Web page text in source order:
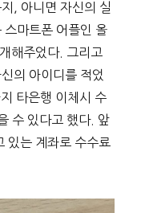
, 아니면 자신의 실
스마트폰 어플인 올
해주었다. 그리고
의 아이디를 적었
타은행 이체시 수
수 있다고 했다. 앞
있는 계좌로 수수료